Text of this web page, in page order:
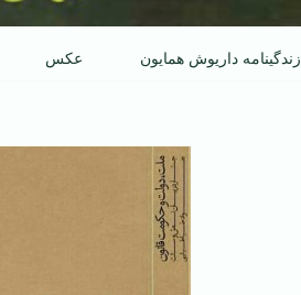
زندگینامه داریوش همایون عکس